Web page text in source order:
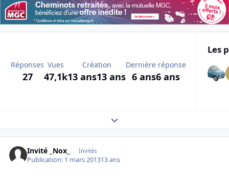
Réponses
27
Vues
47,1k
Création
13 ans13 ans
Dernière réponse
6 ans6 ans
Les
Expand topic overview
Invité _Nox_ Invités
Publication: 1 mars 201313 ans